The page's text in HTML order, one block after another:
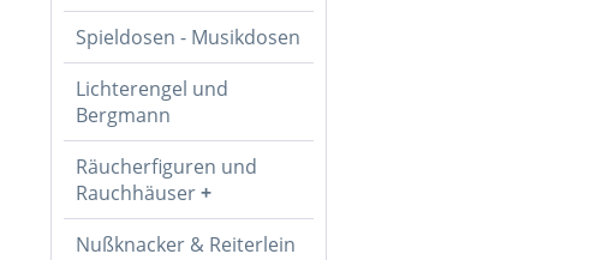
Spieldosen - Musikdosen
Lichterengel und
Bergmann
Räucherfiguren und
Rauchhäuser
Nußknacker & Reiterlein